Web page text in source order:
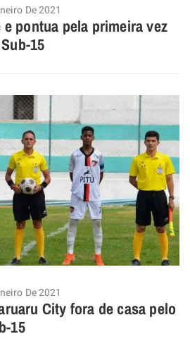
De 2021
pontua pela primeira vez
15
De 2021
City fora de casa pelo
15